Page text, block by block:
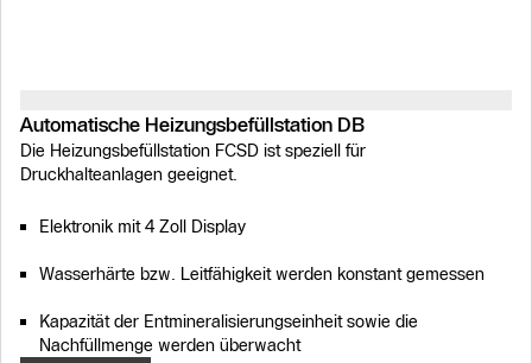
Automatische Heizungsbefüllstation DB
Die Heizungsbefüllstation FCSD ist speziell für
Druckhalteanlagen geeignet.
Elektronik mit 4 Zoll Display
Wasserhärte bzw. Leitfähigkeit werden konstant gemessen
Kapazität der Entmineralisierungseinheit sowie die
Nachfüllmenge werden überwacht